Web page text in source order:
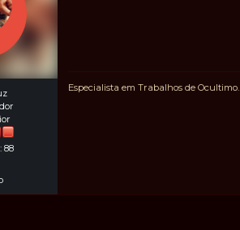
88
Especialista em Trabalhos de Ocultimo.